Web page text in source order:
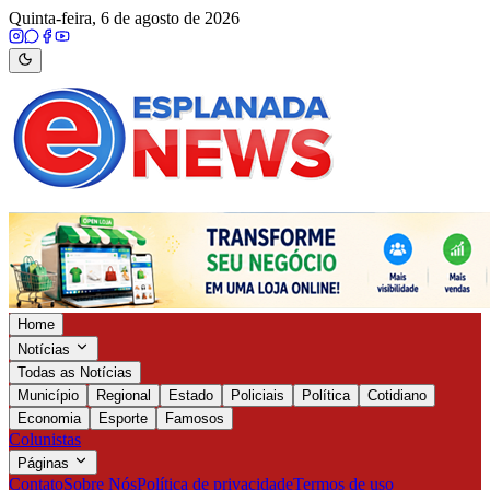
Quinta-feira, 6 de agosto de 2026
Home
Notícias
Todas as Notícias
Município
Regional Estado Policiais Política
Cotidiano
Economia
Esporte Famosos
Colunistas
Páginas
ContatoSobre NósPolítica de privacidadeTermos de uso